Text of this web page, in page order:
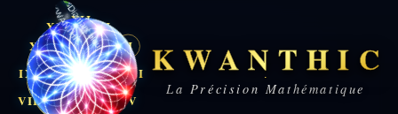
XII I
II
II
III
IV
V
VI
VII
VIII
IX
XI
KWANTHIC
La Précision Mathématique